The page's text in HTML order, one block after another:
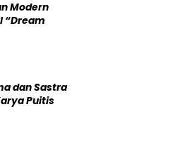
Modern
“Dream
dan Sastra
Puitis